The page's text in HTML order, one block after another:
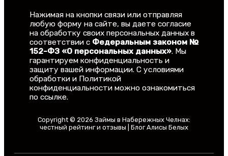
Нажимая на кнопки связи или отправляя
любую форму на сайте, вы даете согласие
на обработку своих персональных данных в
соответствии с Федеральным законом №
152-ФЗ «О персональных данных». Мы
гарантируем конфиденциальность и
защиту вашей информации. С условиями
обработки и Политикой
конфиденциальности можно ознакомиться
по ссылке.
Copyright © 2026 Займы в Набережных Челнах:
честный рейтинг и отзывы | Блог Алисы Белых